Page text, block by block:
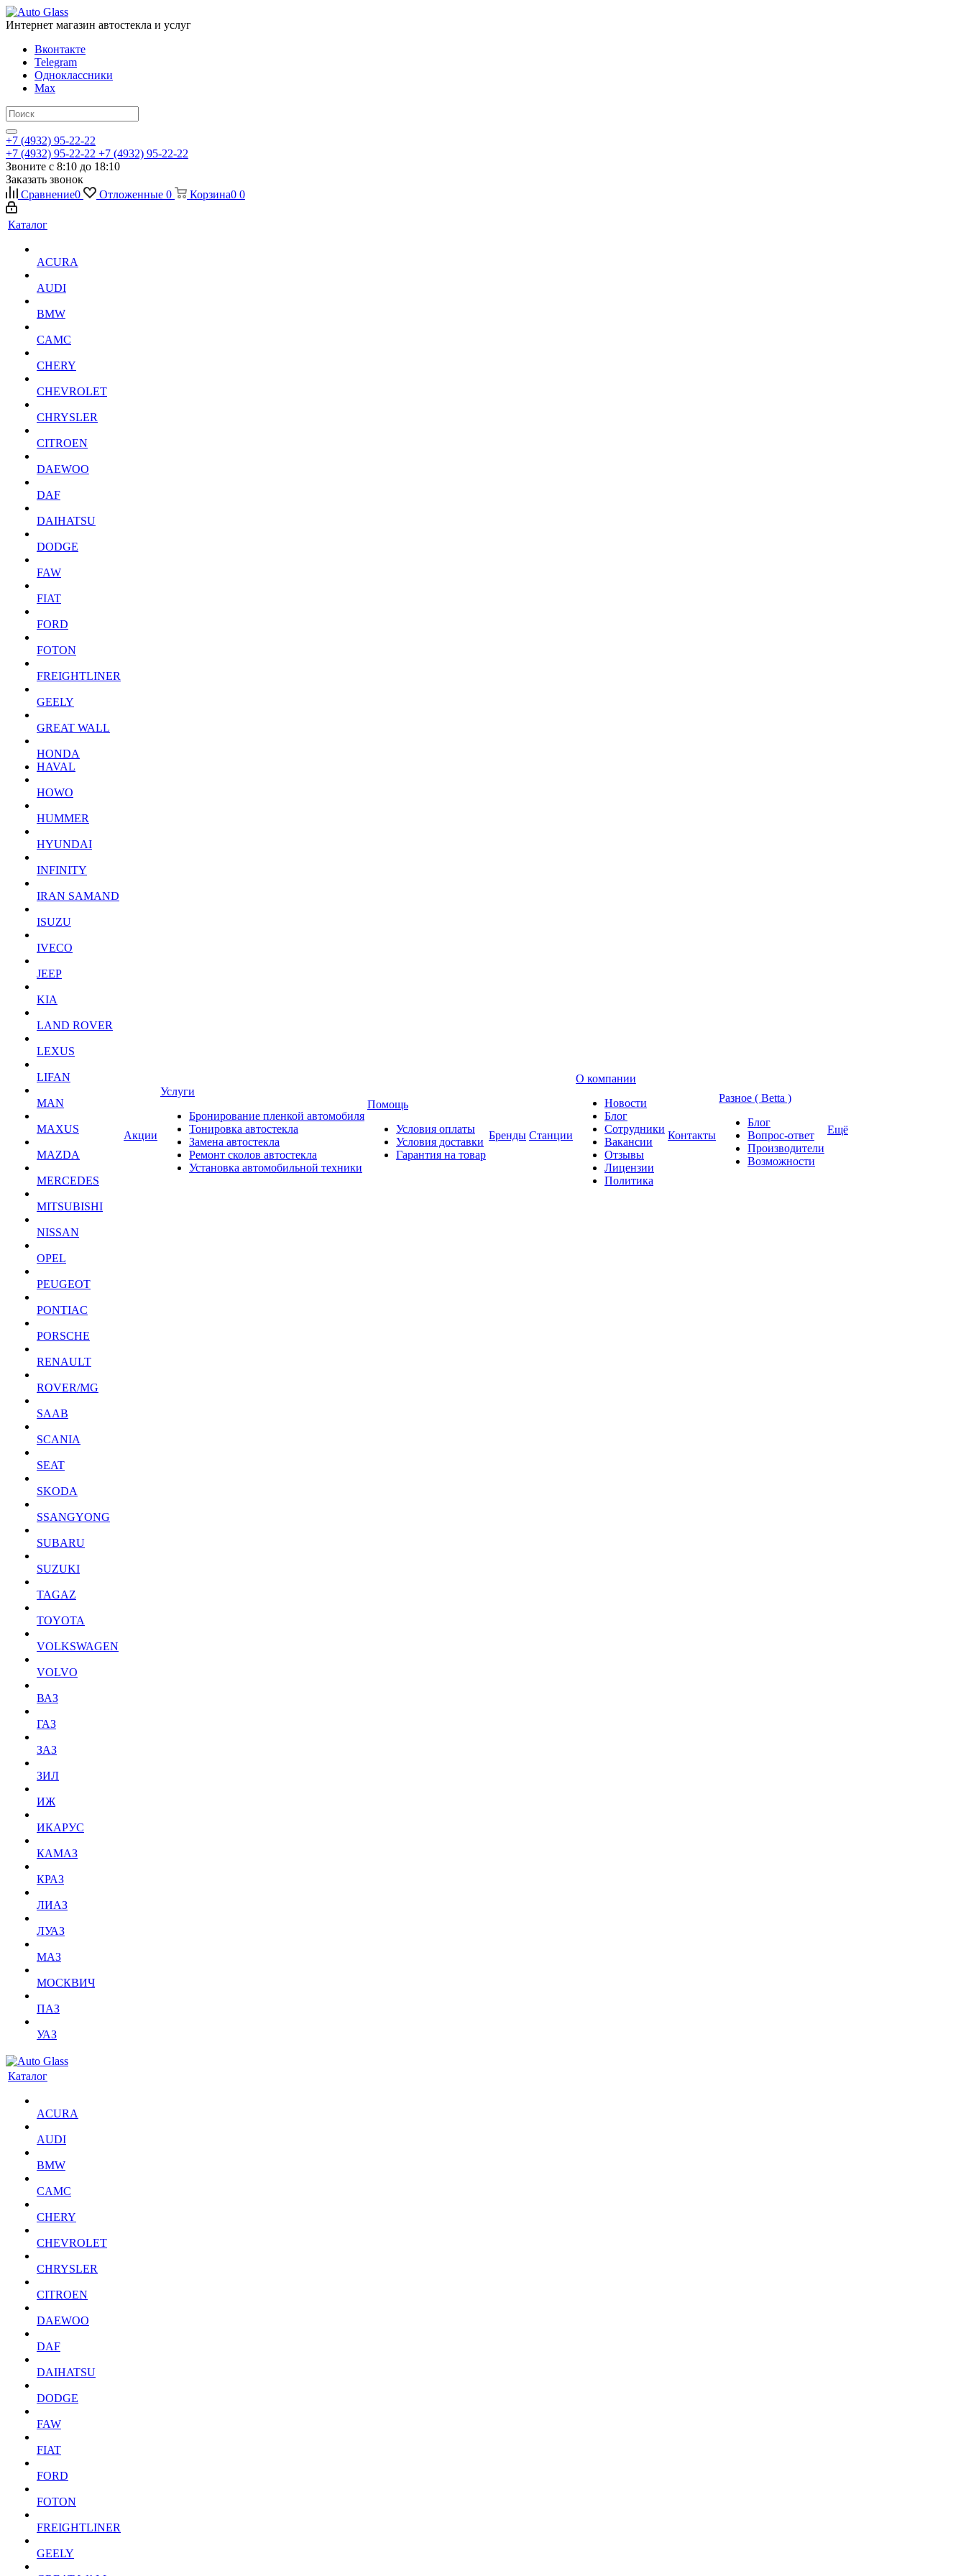
Интернет магазин автостекла и услуг
Вконтакте
Telegram
Одноклассники
Max
+7 (4932) 95-22-22
+7 (4932) 95-22-22 +7 (4932) 95-22-22
Звоните с 8:10 до 18:10
Заказать звонок
Сравнение0 Отложенные 0 Корзина0 0
Каталог
ACURA
AUDI
BMW
CAMC
CHERY
CHEVROLET
CHRYSLER
CITROEN
DAEWOO
DAF
DAIHATSU
DODGE
FAW
FIAT
FORD
FOTON
FREIGHTLINER
GEELY
GREAT WALL
HONDA
HAVAL
HOWO
HUMMER
HYUNDAI
INFINITY
IRAN SAMAND
ISUZU
IVECO
JEEP
KIA
LAND ROVER
LEXUS
LIFAN
MAN
MAXUS
MAZDA
MERCEDES
MITSUBISHI
NISSAN
OPEL
PEUGEOT
PONTIAC
PORSCHE
RENAULT
ROVER/MG
SAAB
SCANIA
SEAT
SKODA
SSANGYONG
SUBARU
SUZUKI
TAGAZ
TOYOTA
VOLKSWAGEN
VOLVO
ВАЗ
ГАЗ
ЗАЗ
ЗИЛ
ИЖ
ИКАРУС
КАМАЗ
КРАЗ
ЛИАЗ
ЛУАЗ
МАЗ
МОСКВИЧ
ПАЗ
УАЗ
Акции
Услуги
Бронирование пленкой автомобиля
Тонировка автостекла
Замена автостекла
Ремонт сколов автостекла
Установка автомобильной техники
Помощь
Условия оплаты
Условия доставки
Гарантия на товар
Бренды Станции
О компании
Новости
Блог
Сотрудники
Вакансии
Отзывы
Лицензии
Политика
Контакты
Разное ( Betta )
Блог
Вопрос-ответ
Производители
Возможности
Ещё
Каталог
ACURA
AUDI
BMW
CAMC
CHERY
CHEVROLET
CHRYSLER
CITROEN
DAEWOO
DAF
DAIHATSU
DODGE
FAW
FIAT
FORD
FOTON
FREIGHTLINER
GEELY